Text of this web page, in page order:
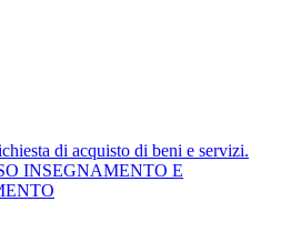
di acquisto di beni e servizi.
INSEGNAMENTO E